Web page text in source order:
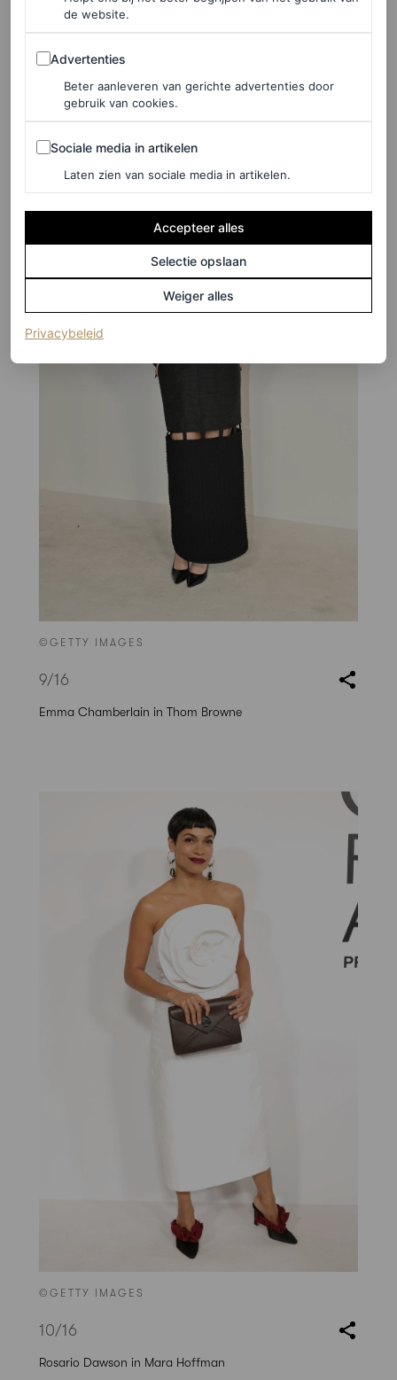
©GETTY IMAGES
8/16
Tommy Dorfman in Bach Mai
©GETTY IMAGES
9/16
Emma Chamberlain in Thom Browne
©GETTY IMAGES
10/16
Rosario Dawson in Mara Hoffman
de website.
Advertenties
Advertenties
Beter aanleveren van gerichte advertenties door
gebruik van cookies.
Sociale media in artikelen
Sociale media in artikelen
Laten zien van sociale media in artikelen.
Accepteer alles
Selectie opslaan
Weiger alles
Privacybeleid